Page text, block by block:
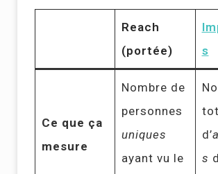
Reach
(portée)
s
Ce que ça
mesure
Nombre de
personnes
uniques
ayant vu le
d’
s